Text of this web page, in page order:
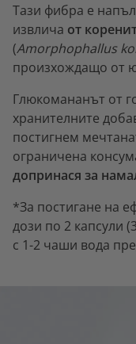
Тази фибра е
извлича от
(Amorphophallus
произхождащо от
Глюкомананът от
хранителните
постигнем
ограничена
допринася за
*За постигане на
дози по 2 капсули
с 1-2 чаши вода